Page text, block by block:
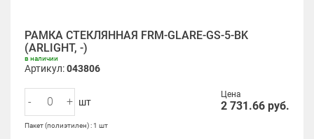
РАМКА СТЕКЛЯННАЯ FRM-GLARE-GS-5-BK
(ARLIGHT, -)
в наличии
Артикул:043806
Цена
2 731.66 руб.
- + шт
Пакет (полиэтилен) : 1 шт